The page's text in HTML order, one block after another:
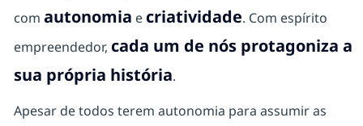
com autonomia e criatividade. Com espírito
empreendedor, cada um de nós protagoniza a
sua própria história.
Apesar de todos terem autonomia para assumir as